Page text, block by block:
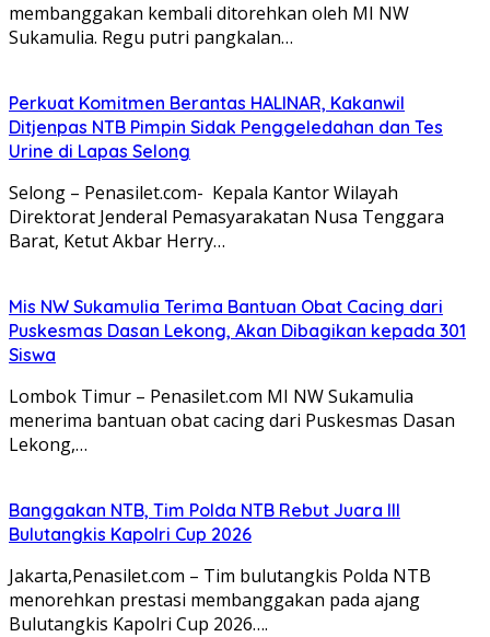
membanggakan kembali ditorehkan oleh MI NW
Sukamulia. Regu putri pangkalan…
Perkuat Komitmen Berantas HALINAR, Kakanwil
Ditjenpas NTB Pimpin Sidak Penggeledahan dan Tes
Urine di Lapas Selong
Selong – Penasilet.com- Kepala Kantor Wilayah
Direktorat Jenderal Pemasyarakatan Nusa Tenggara
Barat, Ketut Akbar Herry…
Mis NW Sukamulia Terima Bantuan Obat Cacing dari
Puskesmas Dasan Lekong, Akan Dibagikan kepada 301
Siswa
Lombok Timur – Penasilet.com MI NW Sukamulia
menerima bantuan obat cacing dari Puskesmas Dasan
Lekong,…
Banggakan NTB, Tim Polda NTB Rebut Juara III
Bulutangkis Kapolri Cup 2026
Jakarta,Penasilet.com – Tim bulutangkis Polda NTB
menorehkan prestasi membanggakan pada ajang
Bulutangkis Kapolri Cup 2026….